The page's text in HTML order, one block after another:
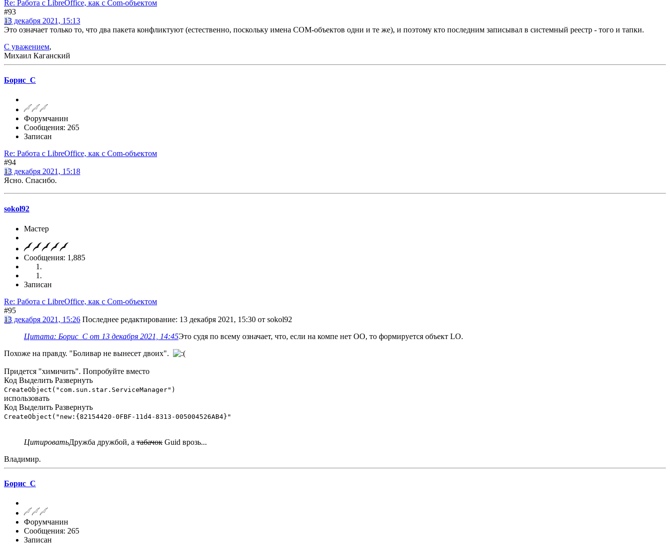
Re: Работа с LibreOffice, как с Com-объектом
#93
13 декабря 2021, 15:13
Это означает только то, что два пакета конфликтуют (естественно, поскольку имена COM-объектов одни и те же), и поэтому кто последним записывал в системный реестр - того и тапки.
С уважением,
Михаил Каганский
Борис_С
Форумчанин
Сообщения: 265
Записан
Re: Работа с LibreOffice, как с Com-объектом
#94
13 декабря 2021, 15:18
Ясно. Спасибо.
sokol92
Мастер
Сообщения: 1,885
Записан
Re: Работа с LibreOffice, как с Com-объектом
#95
13 декабря 2021, 15:26 Последнее редактирование: 13 декабря 2021, 15:30 от sokol92
Цитата: Борис_С от 13 декабря 2021, 14:45Это судя по всему означает, что, если на компе нет ОО, то формируется объект LO.
Похоже на правду. "Боливар не вынесет двоих".
Придется "химичить". Попробуйте вместо
Код Выделить Развернуть
CreateObject("com.sun.star.ServiceManager")
использовать
Код Выделить Развернуть
CreateObject("new:{82154420-0FBF-11d4-8313-005004526AB4}"
ЦитироватьДружба дружбой, а табачок Guid врозь...
Владимир.
Борис_С
Форумчанин
Сообщения: 265
Записан